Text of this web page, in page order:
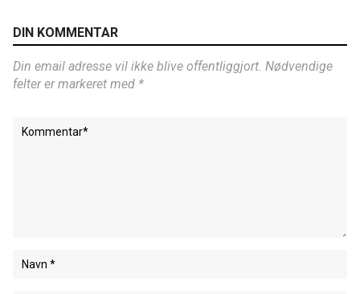
DIN KOMMENTAR
Din email adresse vil ikke blive offentliggjort. Nødvendige
felter er markeret med *